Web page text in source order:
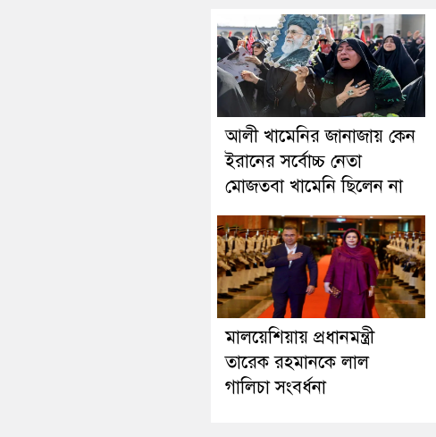
আলী খামেনির জানাজায় কেন
ইরানের সর্বোচ্চ নেতা
মোজতবা খামেনি ছিলেন না
মালয়েশিয়ায় প্রধানমন্ত্রী
তারেক রহমানকে লাল
গালিচা সংবর্ধনা